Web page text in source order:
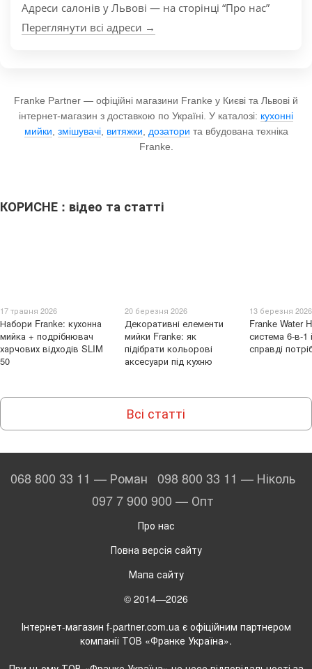
Адреси салонів у Львові — на сторінці “Про нас”
Переглянути всі адреси →
Franke Partner — офіційні магазини Franke у Києві та Львові й
інтернет-магазин з доставкою по Україні. У каталозі: кухонні
мийки, змішувачі, витяжки, дозатори та вбудована техніка
Franke.
КОРИСНЕ : відео та статті
17 травня 2026
Набори Franke: кухонна
мийка + подрібнювач
харчових відходів SLIM
50
20 березня 2026
Декоративні елементи
мийки Franke: як
підібрати кольорові
аксесуари під кухню
13 березня 2026
Franke Water
система 6-в-1
справді
Всі статті
068 800 33 11 — Роман 098 800 33 11 — Ніколь
097 7 900 900 — Опт
Про нас
Повна версія сайту
Мапа сайту
© 2014—2026
Інтернет-магазин f-partner.com.ua є офіційним партнером
компанії ТОВ «Франке Україна».